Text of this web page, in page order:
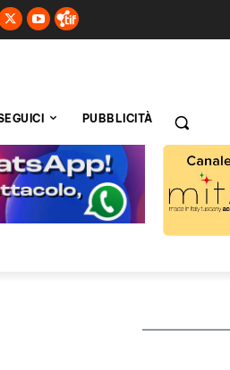
PUBBLICITÀ